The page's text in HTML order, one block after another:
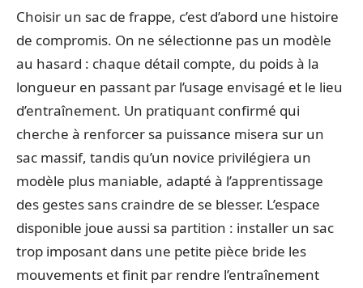
Choisir un sac de frappe, c’est d’abord une histoire
de compromis. On ne sélectionne pas un modèle
au hasard : chaque détail compte, du poids à la
longueur en passant par l’usage envisagé et le lieu
d’entraînement. Un pratiquant confirmé qui
cherche à renforcer sa puissance misera sur un
sac massif, tandis qu’un novice privilégiera un
modèle plus maniable, adapté à l’apprentissage
des gestes sans craindre de se blesser. L’espace
disponible joue aussi sa partition : installer un sac
trop imposant dans une petite pièce bride les
mouvements et finit par rendre l’entraînement